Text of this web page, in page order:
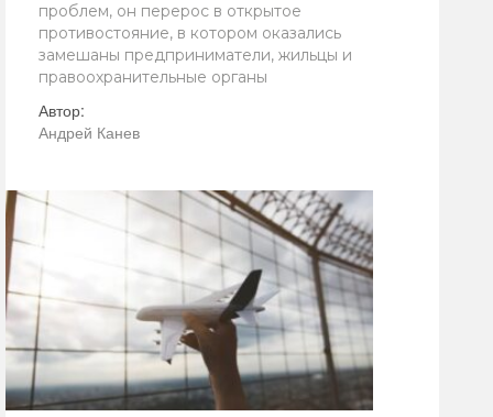
проблем, он перерос в открытое
противостояние, в котором оказались
замешаны предприниматели, жильцы и
правоохранительные органы
Автор:
Андрей Канев